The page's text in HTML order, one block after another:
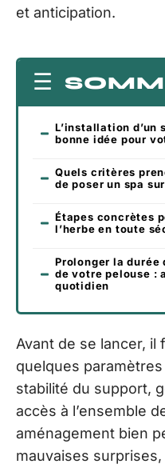
et anticipation.
L’installation d’un
bonne idée pour
Quels critères
de poser un spa
Étapes concrètes
l’herbe en toute
Prolonger la durée
de votre pelouse :
quotidien
Avant de se lancer, il
quelques
stabilité du support,
accès à l’ensemble
aménagement bien
mauvaises